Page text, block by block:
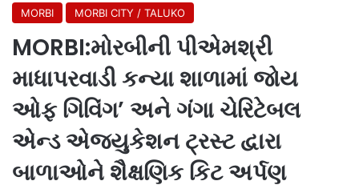
MORBI MORBI CITY / TALUKO
MORBI:મોરબીની પીએમશ્રી
માધાપરવાડી કન્યા શાળામાં જોય
ઓફ ગિવિંગ’ અને ગંગા ચેરિટેબલ
એન્ડ એજ્યુકેશન ટ્રસ્ટ દ્વારા
બાળાઓને શૈક્ષણિક કિટ અર્પણ